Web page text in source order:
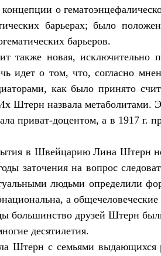
о
барьерах; было
барьеров.
также новая, исключительно
идет о том, что, согласно
как было принято
Штерн назвала метаболитами.
приват-доцентом, а в 1917 г.
в Швейцарию Лина Штерн
заточения на вопрос
людьми определили
а
большинство друзей Штерн
десятилетия.
Штерн с семьями